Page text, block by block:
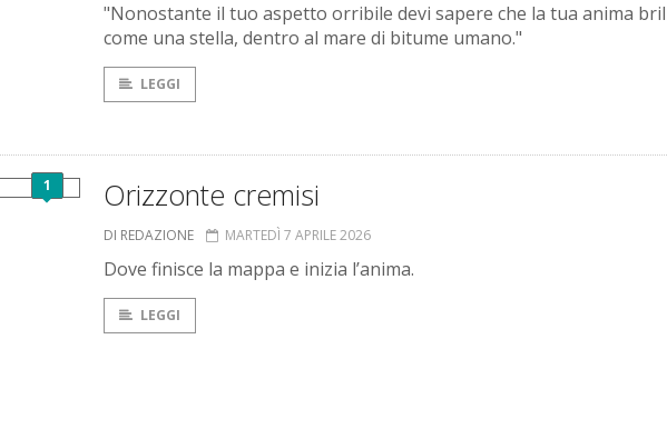
"Nonostante il tuo aspetto orribile devi sapere che la tua anima
come una stella, dentro al mare di bitume umano."
LEGGI
1 Orizzonte cremisi
DI REDAZIONE MARTEDÌ 7 APRILE 2026
Dove finisce la mappa e inizia l’anima.
LEGGI